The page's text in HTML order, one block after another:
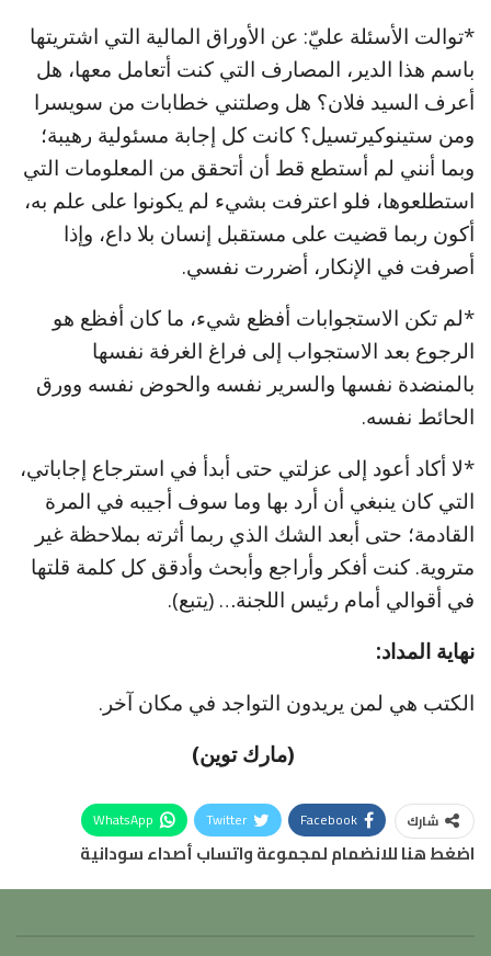
*توالت الأسئلة عليّ: عن الأوراق المالية التي اشتريتها
باسم هذا الدير، المصارف التي كنت أتعامل معها، هل
أعرف السيد فلان؟ هل وصلتني خطابات من سويسرا
ومن ستينوكيرتسيل؟ كانت كل إجابة مسئولية رهيبة؛
وبما أنني لم أستطع قط أن أتحقق من المعلومات التي
استطلعوها، فلو اعترفت بشيء لم يكونوا على علم به،
أكون ربما قضيت على مستقبل إنسان بلا داع، وإذا
أصرفت في الإنكار، أضررت نفسي.
*لم تكن الاستجوابات أفظع شيء، ما كان أفظع هو
الرجوع بعد الاستجواب إلى فراغ الغرفة نفسها
بالمنضدة نفسها والسرير نفسه والحوض نفسه وورق
الحائط نفسه.
*لا أكاد أعود إلى عزلتي حتى أبدأ في استرجاع إجاباتي،
التي كان ينبغي أن أرد بها وما سوف أجيبه في المرة
القادمة؛ حتى أبعد الشك الذي ربما أثرته بملاحظة غير
متروية. كنت أفكر وأراجع وأبحث وأدقق كل كلمة قلتها
في أقوالي أمام رئيس اللجنة… (يتبع).
نهاية المداد:
الكتب هي لمن يريدون التواجد في مكان آخر.
(مارك توين)
شارك Facebook
Twitter
WhatsApp
اضغط هنا للانضمام لمجموعة واتساب أصداء سودانية